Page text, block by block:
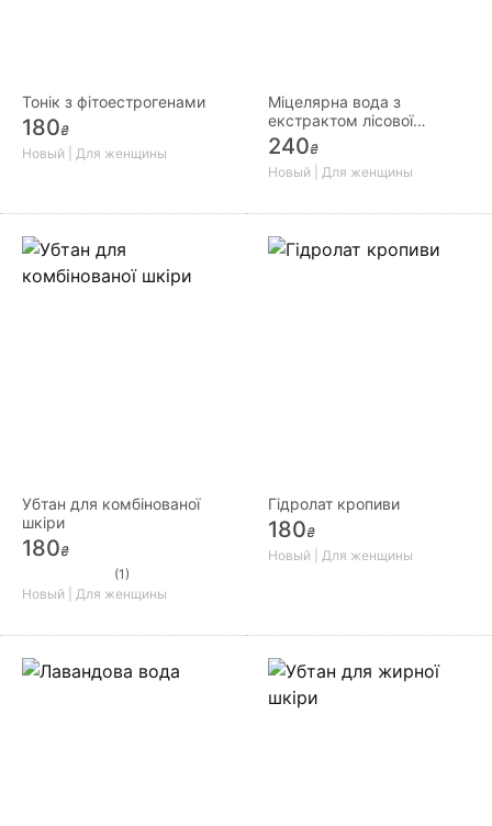
Тонік з фітоестрогенами
180₴
Новый | Для женщины
Міцелярна вода з
екстрактом лісової
мальви
240₴
Новый | Для женщины
Убтан для комбінованої
шкіри
180₴
(1)
Новый | Для женщины
Гідролат кропиви
180₴
Новый | Для женщины